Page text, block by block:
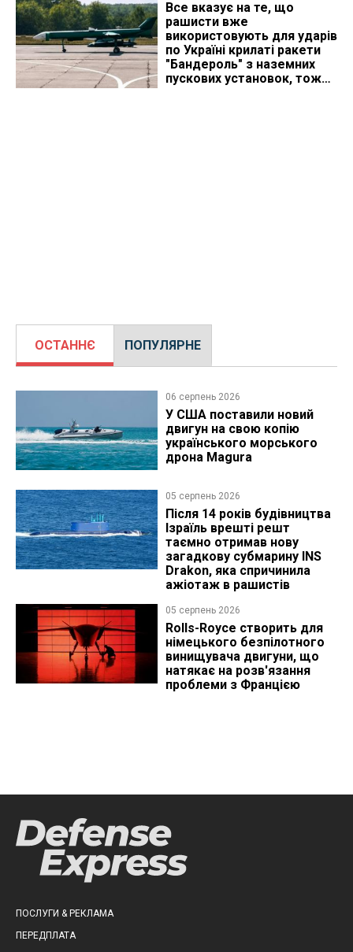
Все вказує на те, що
рашисти вже
використовують для ударів
по Україні крилаті ракети
"Бандероль" з наземних
пускових установок, тож
ОСТАННЄ ПОПУЛЯРНЕ
06 серпень 2026
У США поставили новий
двигун на свою копію
українського морського
дрона Magura
05 серпень 2026
Після 14 років будівництва
Ізраїль врешті решт
таємно отримав нову
загадкову субмарину INS
Drakon, яка спричинила
ажіотаж в рашистів
05 серпень 2026
Rolls-Royce створить для
німецького безпілотного
винищувача двигуни, що
натякає на розв'язання
проблеми з Францією
ПОСЛУГИ & РЕКЛАМА
ПЕРЕДПЛАТА